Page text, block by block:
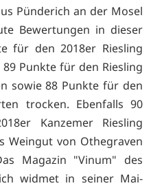
Pünderich an der Mosel
Bewertungen in dieser
für den 2018er Riesling
Punkte für den Riesling
sowie 88 Punkte für den
trocken. Ebenfalls 90
Kanzemer Riesling
Weingut von Othegraven
Magazin "Vinum" des
widmet in seiner Mai-